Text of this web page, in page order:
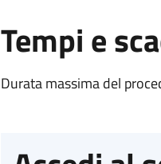
Tempi e
Durata massima del